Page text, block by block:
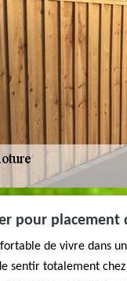
pour placement
de vivre dans
sentir totalement